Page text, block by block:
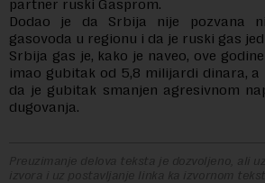
partner ruski Gasprom.
Dodao je da Srbija nije pozvana
gasovoda u regionu i da je ruski gas
Srbija gas je, kako je naveo, ove
imao gubitak od 5,8 milijardi dinara,
da je gubitak smanjen agresivnom
dugovanja.
Preuzimanje delova teksta je dozvoljeno, ali
izvora i uz postavljanje linka ka izvornom